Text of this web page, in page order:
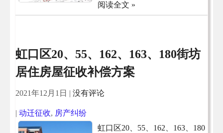
阅读全文 »
虹口区20、55、162、163、180街坊
居住房屋征收补偿方案
2021年12月1日 | 没有评论
| 动迁征收, 房产纠纷
虹口区20、55、162、163、180